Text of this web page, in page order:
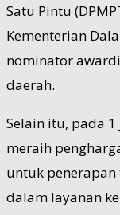
Satu Pintu
Kementerian
nominator
daerah.
Selain itu, pada
meraih
untuk
dalam layanan